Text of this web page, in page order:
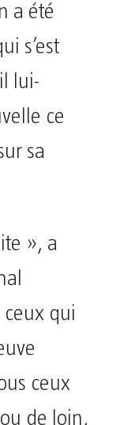
a été
s’est
lui-
ce
sa
», a
qui
ceux
de loin,